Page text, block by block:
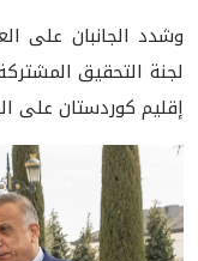
وشدد الجانبان على
لجنة التحقيق
إقليم كوردستان على